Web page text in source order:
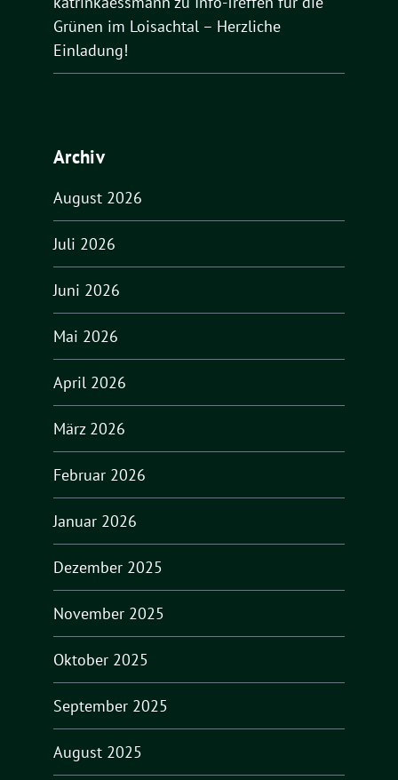
Grünen im Loisachtal – Herzliche
Einladung!
Archiv
August 2026
Juli 2026
Juni 2026
Mai 2026
April 2026
März 2026
Februar 2026
Januar 2026
Dezember 2025
November 2025
Oktober 2025
September 2025
August 2025